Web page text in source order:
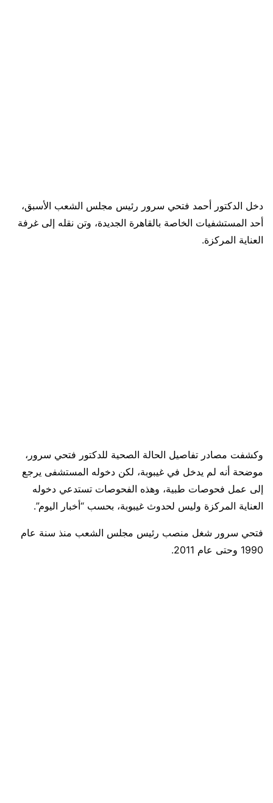
دخل الدكتور أحمد فتحي سرور رئيس مجلس الشعب الأسبق،
أحد المستشفيات الخاصة بالقاهرة الجديدة، وتن نقله إلى غرفة
العناية المركزة.
وكشفت مصادر تفاصيل الحالة الصحية للدكتور فتحي سرور،
موضحة أنه لم يدخل في غيبوبة، لكن دخوله المستشفى يرجع
إلى عمل فحوصات طبية، وهذه الفحوصات تستدعي دخوله
العناية المركزة وليس لحدوث غيبوبة، بحسب “أخبار اليوم”.
فتحي سرور شغل منصب رئيس مجلس الشعب منذ سنة عام
1990 وحتى عام 2011.